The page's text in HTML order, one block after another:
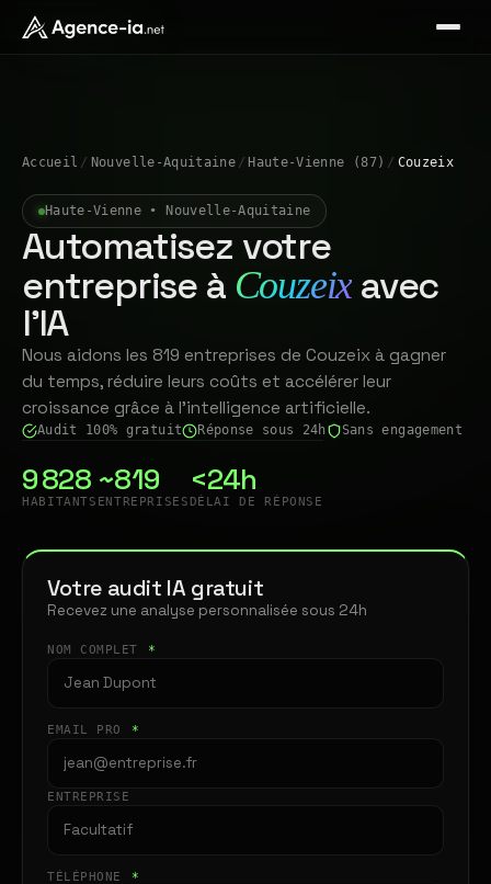
Accueil / Nouvelle-Aquitaine / Haute-Vienne (87) / Couzeix
Haute-Vienne • Nouvelle-Aquitaine
Automatisez votre
entreprise à Couzeix avec
l'IA
Nous aidons les 819 entreprises de Couzeix à gagner
du temps, réduire leurs coûts et accélérer leur
croissance grâce à l'intelligence artificielle.
Audit 100% gratuit Réponse sous 24h Sans engagement
9 828
HABITANTS
~819
ENTREPRISES
<24h
DÉLAI DE RÉPONSE
Votre audit IA gratuit
Recevez une analyse personnalisée sous 24h
NOM COMPLET *
EMAIL PRO *
ENTREPRISE
TÉLÉPHONE *